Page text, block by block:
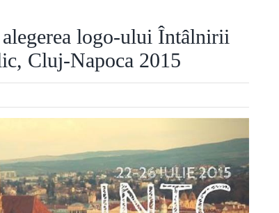
logo-ului Întâlnirii
Cluj-Napoca 2015